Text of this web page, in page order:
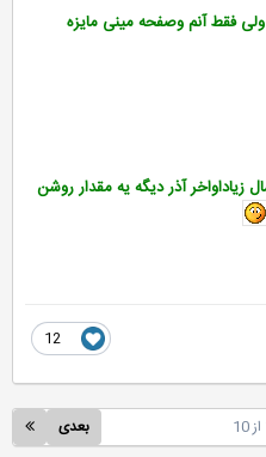
فقط آنم وصفحه مینی مایزه
آذر دیگه یه مقدار روشن
بعدی